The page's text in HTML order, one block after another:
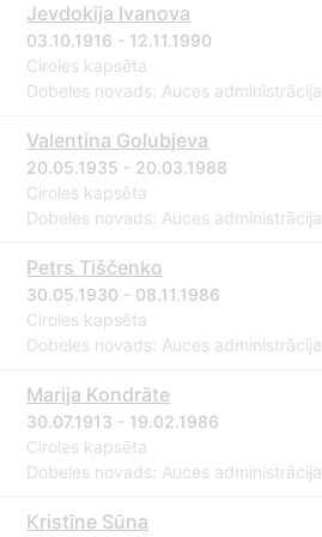
Jevdokija Ivanova
03.10.1916 - 12.11.1990
Ciroles kapsēta
Dobeles novads: Auces administrācija
Valentina Golubjeva
20.05.1935 - 20.03.1988
Ciroles kapsēta
Dobeles novads: Auces administrācija
Petrs Tiščenko
30.05.1930 - 08.11.1986
Ciroles kapsēta
Dobeles novads: Auces administrācija
Marija Kondrāte
30.07.1913 - 19.02.1986
Ciroles kapsēta
Dobeles novads: Auces administrācija
Kristīne Sūna